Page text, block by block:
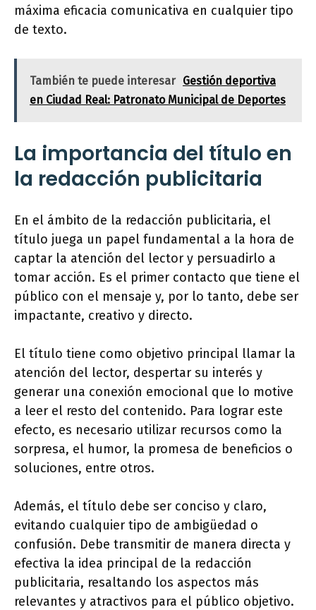
máxima eficacia comunicativa en cualquier tipo
de texto.
También te puede interesar Gestión deportiva
en Ciudad Real: Patronato Municipal de Deportes
La importancia del título en
la redacción publicitaria
En el ámbito de la redacción publicitaria, el
título juega un papel fundamental a la hora de
captar la atención del lector y persuadirlo a
tomar acción. Es el primer contacto que tiene el
público con el mensaje y, por lo tanto, debe ser
impactante, creativo y directo.
El título tiene como objetivo principal llamar la
atención del lector, despertar su interés y
generar una conexión emocional que lo motive
a leer el resto del contenido. Para lograr este
efecto, es necesario utilizar recursos como la
sorpresa, el humor, la promesa de beneficios o
soluciones, entre otros.
Además, el título debe ser conciso y claro,
evitando cualquier tipo de ambigüedad o
confusión. Debe transmitir de manera directa y
efectiva la idea principal de la redacción
publicitaria, resaltando los aspectos más
relevantes y atractivos para el público objetivo.